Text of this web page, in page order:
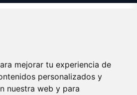
mejorar tu experiencia de
personalizados y
nuestra web y para